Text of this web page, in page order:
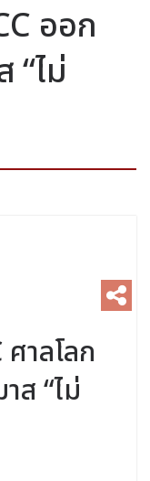
ออก
“ไม่
าลโลก
ส “ไม่